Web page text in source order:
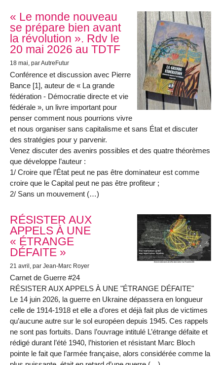
« Le monde nouveau
se prépare bien avant
la révolution ». Rdv le
20 mai 2026 au TDTF
18 mai, par AutreFutur
Conférence et discussion avec Pierre
Bance [1], auteur de « La grande
fédération - Démocratie directe et vie
fédérale », un livre important pour
penser comment nous pourrions vivre
et nous organiser sans capitalisme et sans État et discuter
des stratégies pour y parvenir.
Venez discuter des avenirs possibles et des quatre théorèmes
que développe l’auteur :
1/ Croire que l’État peut ne pas être dominateur est comme
croire que le Capital peut ne pas être profiteur ;
2/ Sans un mouvement (…)
RÉSISTER AUX
APPELS À UNE
« ÉTRANGE
DÉFAITE »
21 avril , par Jean-Marc Royer
Carnet de Guerre #24
RÉSISTER AUX APPELS À UNE "ÉTRANGE DÉFAITE"
Le 14 juin 2026, la guerre en Ukraine dépassera en longueur
celle de 1914-1918 et elle a d’ores et déjà fait plus de victimes
qu’aucune autre sur le sol européen depuis 1945. Ces rappels
ne sont pas fortuits. Dans l’ouvrage intitulé L’étrange défaite et
rédigé durant l’été 1940, l’historien et résistant Marc Bloch
pointe le fait que l’armée française, alors considérée comme la